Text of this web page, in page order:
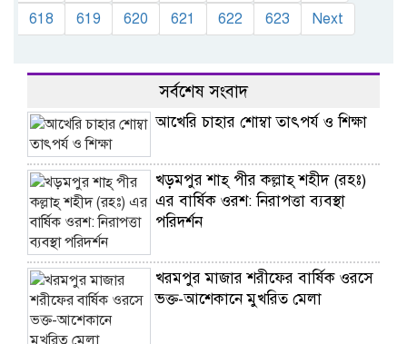
618
619 620 621 622 623 Next
সর্বশেষ সংবাদ
আখেরি চাহার শোম্বা তাৎপর্য ও শিক্ষা
খড়মপুর শাহ্ পীর কল্লাহ্ শহীদ (রহঃ)
এর বার্ষিক ওরশ: নিরাপত্তা ব্যবস্থা
পরিদর্শন
খরমপুর মাজার শরীফের বার্ষিক ওরসে
ভক্ত-আশেকানে মুখরিত মেলা